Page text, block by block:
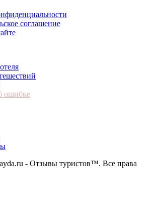
соглашение
ошибке
ayda.ru - Отзывы туристов™. Все права